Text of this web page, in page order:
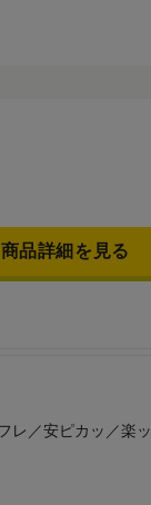
商品詳細を見る